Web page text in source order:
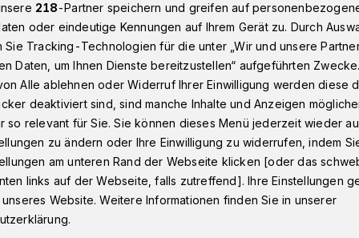
Die Akkreditierung
Die
218-Partner speichern und greifen auf
oder eindeutige Kennungen auf Ihrem Gerät zu. Durch
Sie Tracking-Technologien für die unter „Wir und unsere
Daten, um Ihnen Dienste bereitzustellen“ aufgeführten
Alle ablehnen oder Widerruf Ihrer Einwilligung werden diese
deaktiviert sind, sind manche Inhalte und Anzeigen
so relevant für Sie. Sie können dieses Menü jederzeit wieder
zu ändern oder Ihre Einwilligung zu widerrufen, indem
am unteren Rand der Webseite klicken [oder das
links auf der Webseite, falls zutreffend]. Ihre Einstellungen
Website. Weitere Informationen finden Sie in unserer